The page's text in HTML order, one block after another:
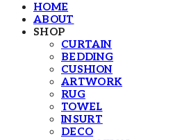
HOME
ABOUT
SHOP
CURTAIN
BEDDING
CUSHION
ARTWORK
RUG
TOWEL
INSURT
DECO